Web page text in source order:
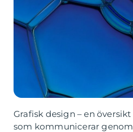
Grafisk design – en
som kommunicerar